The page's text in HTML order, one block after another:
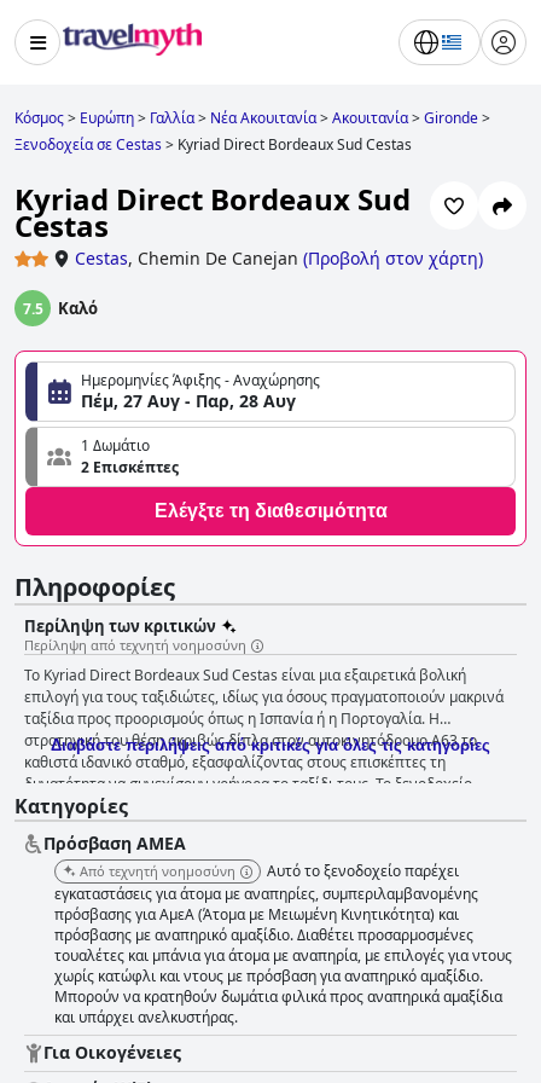
Κόσμος> Ευρώπη> Γαλλία> Νέα Ακουιτανία>Ακουιτανία>Gironde>
Ξενοδοχεία σε Cestas> Kyriad Direct Bordeaux Sud Cestas
Kyriad Direct Bordeaux Sud
Cestas
Cestas, Chemin De Canejan (Προβολή στον χάρτη)
7.5 Καλό
Ημερομηνίες Άφιξης - Αναχώρησης
Πέμ, 27 Αυγ - Παρ, 28 Αυγ
1 Δωμάτιο
2 Επισκέπτες
Ελέγξτε τη διαθεσιμότητα
Πληροφορίες
Περίληψη των κριτικών
Περίληψη από τεχνητή νοημοσύνη
Το Kyriad Direct Bordeaux Sud Cestas είναι μια εξαιρετικά βολική
επιλογή για τους ταξιδιώτες, ιδίως για όσους πραγματοποιούν μακρινά
ταξίδια προς προορισμούς όπως η Ισπανία ή η Πορτογαλία. Η
στρατηγική του θέση ακριβώς δίπλα στον αυτοκινητόδρομο A63 το
καθιστά ιδανικό σταθμό, εξασφαλίζοντας στους επισκέπτες τη
δυνατότητα να συνεχίσουν γρήγορα το ταξίδι τους. Το ξενοδοχείο
προσφέρει εύκολη πρόσβαση στο Μπορντό και σε άλλα περιφερειακά
αξιοθέατα με άφθονο χώρο στάθμευσης ακριβώς μπροστά από τα
δωμάτια, ενισχύοντας την ελκυστικότητά του τόσο για επαγγελματίες
ταξιδιώτες όσο και για παραθεριστές. Το πρωινό σε αυτό το ξενοδοχείο
είναι γενικά καλοδεχούμενο, με ποικιλία και καλή σχέση ποιότητας-
τιμής. Οι επισκέπτες εκτιμούν τα φρέσκα αρτοσκευάσματα και τον
πλούσιο μπουφέ με όλα όσα μπορείτε να φάτε, αν και ορισμένοι
πιστεύουν ότι θα μπορούσε να προσφέρει μεγαλύτερη ποικιλία. Το
φιλικό και προσεκτικό προσωπικό του πρωινού συμβάλλει θετικά στην
εμπειρία. Από την άλλη πλευρά, η έλλειψη βολικών επιλογών για
φαγητό κοντά στο ξενοδοχείο αποτελεί μειονέκτημα. Οι επισκέπτες
πρέπει συχνά να βασίζονται σε υπηρεσίες takeaway ή να οδηγούν σε
κοντινές πόλεις για δείπνο, καθώς δεν υπάρχουν εστιατόρια σε κοντινή
Διαβάστε περιλήψεις από κριτικές για όλες τις κατηγορίες
Κατηγορίες
Πρόσβαση ΑΜΕΑ
Από τεχνητή νοημοσύνη
Αυτό το ξενοδοχείο παρέχει
εγκαταστάσεις για άτομα με αναπηρίες, συμπεριλαμβανομένης
πρόσβασης για ΑμεΑ (Άτομα με Μειωμένη Κινητικότητα) και
πρόσβασης με αναπηρικό αμαξίδιο. Διαθέτει προσαρμοσμένες
τουαλέτες και μπάνια για άτομα με αναπηρία, με επιλογές για ντους
χωρίς κατώφλι και ντους με πρόσβαση για αναπηρικό αμαξίδιο.
Μπορούν να κρατηθούν δωμάτια φιλικά προς αναπηρικά αμαξίδια
και υπάρχει ανελκυστήρας.
Για Οικογένειες